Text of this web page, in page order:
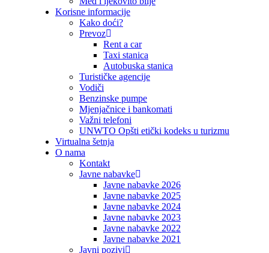
Korisne informacije
Kako doći?
Prevoz
Rent a car
Taxi stanica
Autobuska stanica
Turističke agencije
Vodiči
Benzinske pumpe
Mjenjačnice i bankomati
Važni telefoni
UNWTO Opšti etički kodeks u turizmu
Virtualna šetnja
O nama
Kontakt
Javne nabavke
Javne nabavke 2026
Javne nabavke 2025
Javne nabavke 2024
Javne nabavke 2023
Javne nabavke 2022
Javne nabavke 2021
Javni pozivi